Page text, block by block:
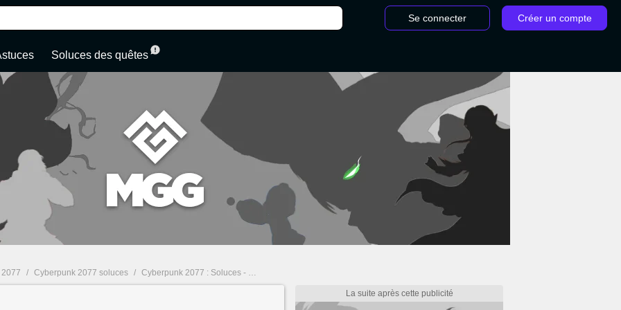
Se connecter Créer un compte
Soluces des quêtes
/ Cyberpunk 2077 soluces / Cyberpunk 2077 : Soluces - page 5